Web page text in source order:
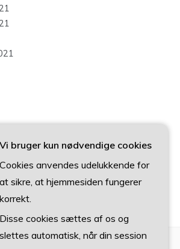
Vi bruger kun nødvendige cookies
Cookies anvendes udelukkende for
at sikre, at hjemmesiden fungerer
korrekt.
Disse cookies sættes af os og
slettes automatisk, når din session